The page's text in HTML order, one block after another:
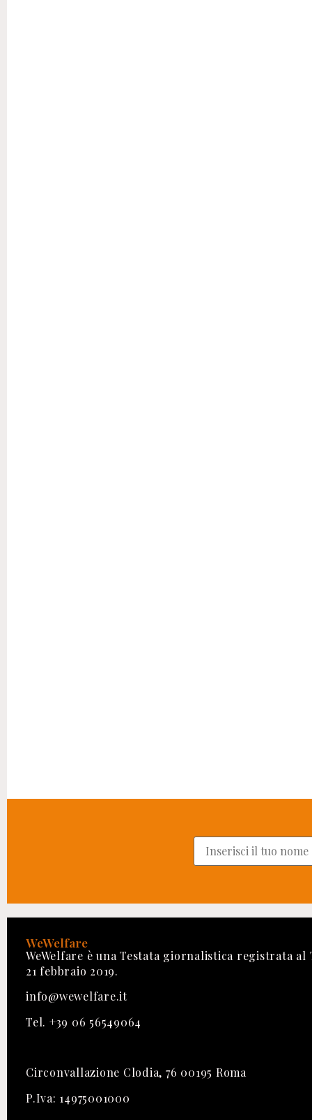
WeWelfare
WeWelfare è una Testata giornalistica registrata al
21 febbraio 2019.
info@wewelfare.it
Tel. +39 06 56549064
Circonvallazione Clodia, 76 00195 Roma
P.Iva: 14975001000